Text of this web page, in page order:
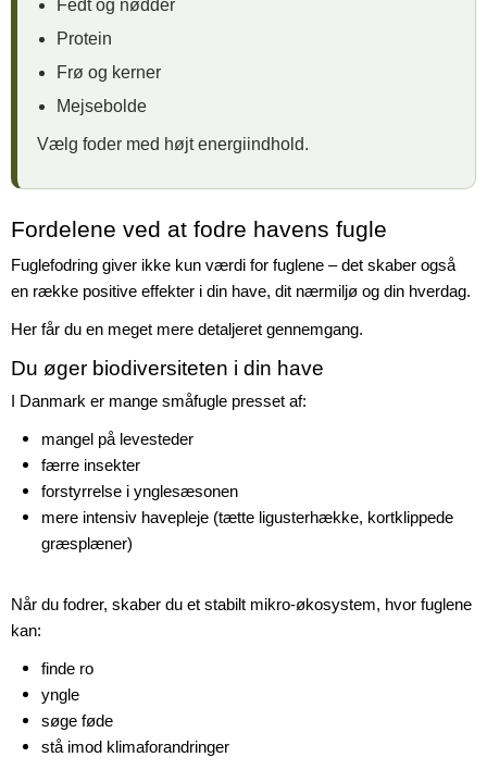
Fedt og nødder
Protein
Frø og kerner
Mejsebolde
Vælg foder med højt energiindhold.
Fordelene ved at fodre havens fugle
Fuglefodring giver ikke kun værdi for fuglene – det skaber også
en række positive effekter i din have, dit nærmiljø og din hverdag.
Her får du en meget mere detaljeret gennemgang.
Du øger biodiversiteten i din have
I Danmark er mange småfugle presset af:
mangel på levesteder
færre insekter
forstyrrelse i ynglesæsonen
mere intensiv havepleje (tætte ligusterhække, kortklippede
græsplæner)
Når du fodrer, skaber du et stabilt mikro-økosystem, hvor fuglene
kan:
finde ro
yngle
søge føde
stå imod klimaforandringer